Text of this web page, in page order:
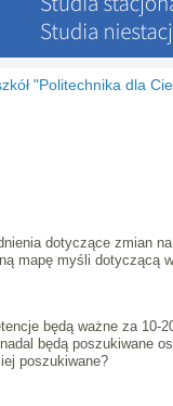
"Politechnika dla
dotyczące zmian
mapę myśli dotyczącą
będą ważne za 10-
będą poszukiwane
poszukiwane?